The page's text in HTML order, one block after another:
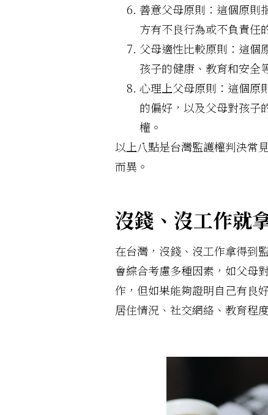
善意父母原則：這個原則
方有不良行為或不負責任
父母適性比較原則：這個
孩子的健康、教育和安全
心理上父母原則：這個原
的偏好，以及父母對孩子
權。
以上八點是台灣監護權判決常
而異。
沒錢、沒工作就
在台灣，沒錢、沒工作拿得到
會綜合考慮多種因素，如父母
作，但如果能夠證明自己有良
居住情況、社交網絡、教育程